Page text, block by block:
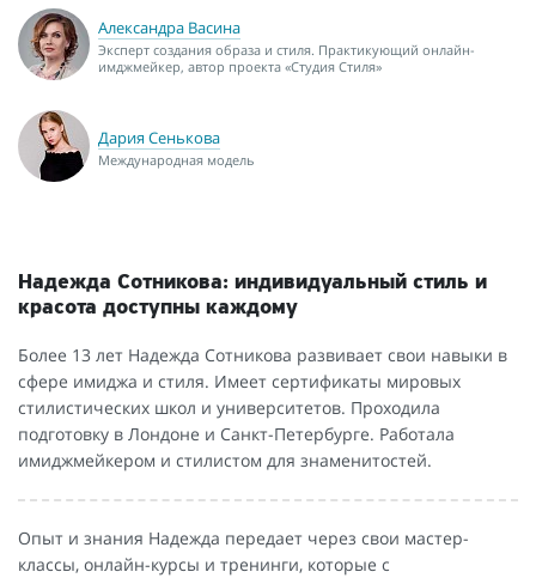
Александра Васина
Эксперт создания образа и стиля. Практикующий онлайн-
имджмейкер, автор проекта «Студия Стиля»
Дария Сенькова
Международная модель
Надежда Сотникова: индивидуальный стиль и
красота доступны каждому
Более 13 лет Надежда Сотникова развивает свои навыки в
сфере имиджа и стиля. Имеет сертификаты мировых
стилистических школ и университетов. Проходила
подготовку в Лондоне и Санкт-Петербурге. Работала
имиджмейкером и стилистом для знаменитостей.
Опыт и знания Надежда передает через свои мастер-
классы, онлайн-курсы и тренинги, которые с